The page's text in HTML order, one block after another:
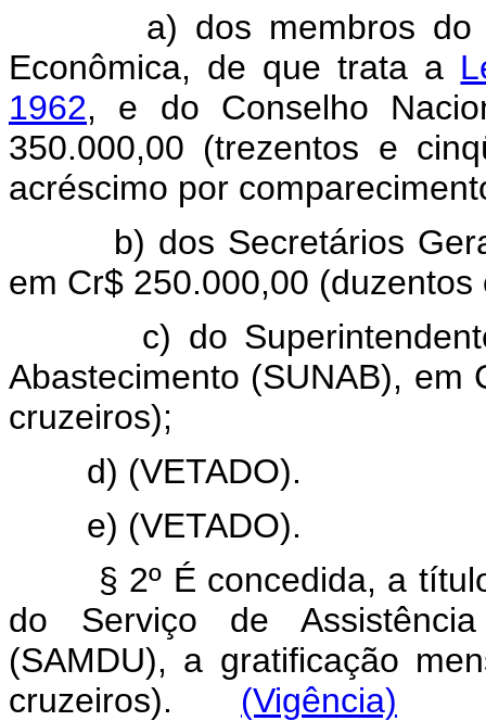
a) dos membros do
Econômica, de que trata a
1962, e do Conselho
350.000,00 (trezentos e
acréscimo por
b) dos Secretários
em Cr$ 250.000,00
c) do Superintendente
Abastecimento (SUNAB), em
cruzeiros);
d) (VETADO).
e) (VETADO).
§ 2º É concedida, a título
do Serviço de
(SAMDU), a gratificação
cruzeiros). (Vigência)